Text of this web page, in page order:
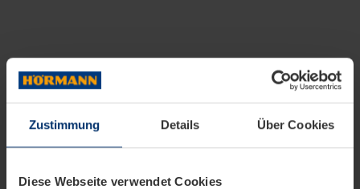
Zustimmung Details Über Cookies
Diese Webseite verwendet Cookies